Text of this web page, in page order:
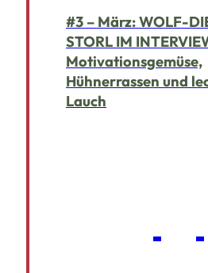
#3 – März: WOLF-
STORL IM
Motivationsgemüse,
Hühnerrassen und
Lauch